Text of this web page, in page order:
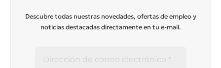
Descubre todas nuestras novedades, ofertas de empleo y
noticias destacadas directamente en tu e-mail.